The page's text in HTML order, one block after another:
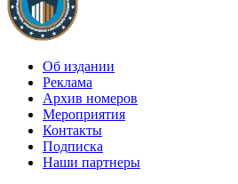
Об издании
Реклама
Архив номеров
Мероприятия
Контакты
Подписка
Наши партнеры